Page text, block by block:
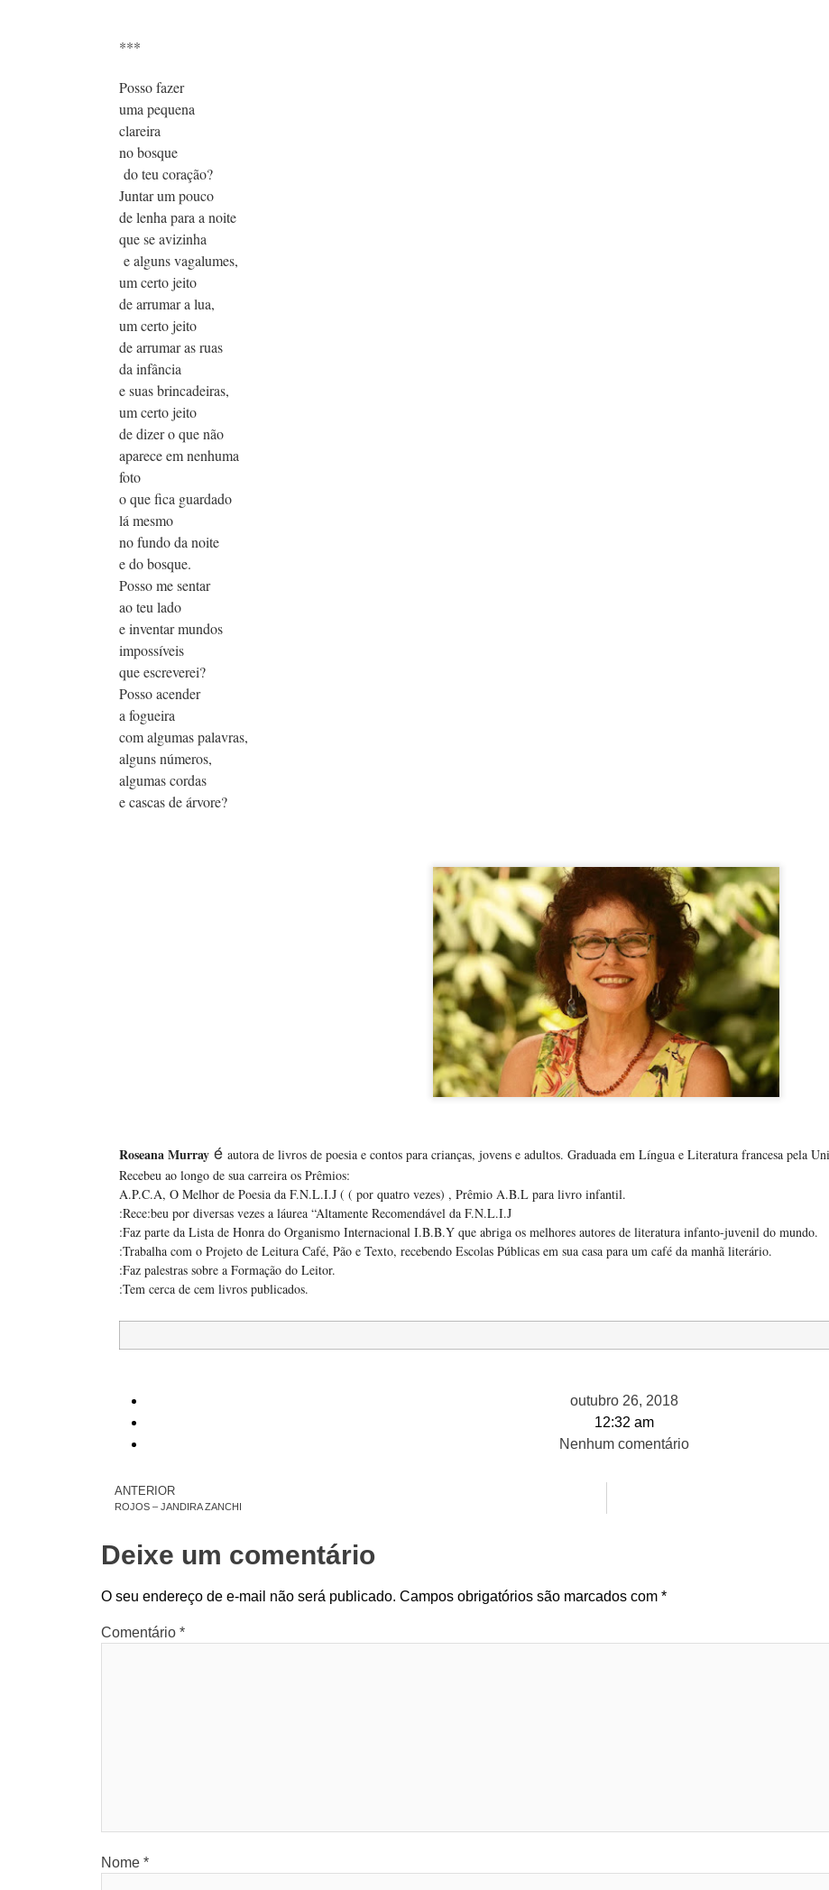
***
Posso fazer
uma pequena
clareira
no bosque
do teu coração?
Juntar um pouco
de lenha para a noite
que se avizinha
e alguns vagalumes,
um certo jeito
de arrumar a lua,
um certo jeito
de arrumar as ruas
da infância
e suas brincadeiras,
um certo jeito
de dizer o que não
aparece em nenhuma
foto
o que fica guardado
lá mesmo
no fundo da noite
e do bosque.
Posso me sentar
ao teu lado
e inventar mundos
impossíveis
que escreverei?
Posso acender
a fogueira
com algumas palavras,
alguns números,
algumas cordas
e cascas de árvore?
Roseana Murray é autora de livros de poesia e contos para crianças, jovens e adultos. Graduada em Língua e Literatura francesa pela
Recebeu ao longo de sua carreira os Prêmios:
A.P.C.A, O Melhor de Poesia da F.N.L.I.J ( ( por quatro vezes) , Prêmio A.B.L para livro infantil.
:Rece:beu por diversas vezes a láurea “Altamente Recomendável da F.N.L.I.J
:Faz parte da Lista de Honra do Organismo Internacional I.B.B.Y que abriga os melhores autores de literatura infanto-juvenil do mundo.
:Trabalha com o Projeto de Leitura Café, Pão e Texto, recebendo Escolas Públicas em sua casa para um café da manhã literário.
:Faz palestras sobre a Formação do Leitor.
:Tem cerca de cem livros publicados.
outubro 26, 2018
12:32 am
Nenhum comentário
ANTERIOR
ROJOS – JANDIRA ZANCHI
Deixe um comentário
O seu endereço de e-mail não será publicado. Campos obrigatórios são marcados com *
Comentário *
Nome *